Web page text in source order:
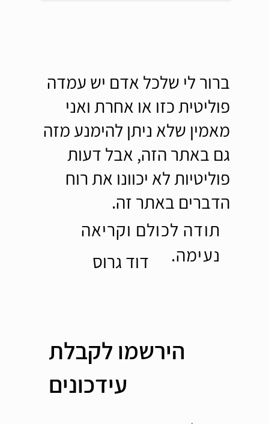
ברור לי שלכל אדם יש עמדה
פוליטית כזו או אחרת ואני
מאמין שלא ניתן להימנע מזה
גם באתר הזה, אבל דעות
פוליטיות לא יכוונו את רוח
הדברים באתר זה.
תודה לכולם וקריאה
נעימה.
דוד גרוס
הירשמו לקבלת
עידכונים